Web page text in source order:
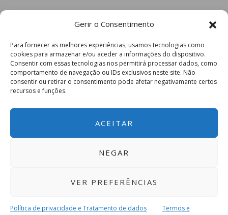
Gerir o Consentimento
Para fornecer as melhores experiências, usamos tecnologias como
cookies para armazenar e/ou aceder a informações do dispositivo.
Consentir com essas tecnologias nos permitirá processar dados, como
comportamento de navegação ou IDs exclusivos neste site. Não
consentir ou retirar o consentimento pode afetar negativamante certos
recursos e funções.
ACEITAR
NEGAR
VER PREFERÊNCIAS
Política de privacidade e Tratamento de dados
Termos e